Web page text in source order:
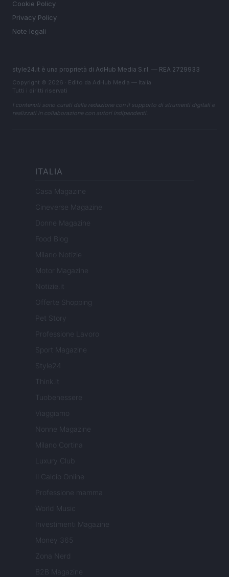
Cookie Policy
Privacy Policy
Note legali
style24.it è una proprietà di AdHub Media S.r.l. — REA 2729933
Copyright © 2026 · Edito da AdHub Media — Italia
Tutti i diritti riservati
I contenuti sono curati dalla redazione con il supporto di strumenti digitali e
realizzati in collaborazione con autori indipendenti.
ITALIA
Casa Magazine
Cineverse Magazine
Donne Magazine
Food Blog
Milano Notizie
Motor Magazine
Notizie.it
Offerte Shopping
Pet Story
Professione Lavoro
Sport Magazine
Style24
Think.it
Tuobenessere
Viaggiamo
Nonne Magazine
Milano Cortina
Luxury Club
Il Calcio Online
Professione mamma
World Music
Investimenti Magazine
Money 365
Zona Nerd
B2B Magazine